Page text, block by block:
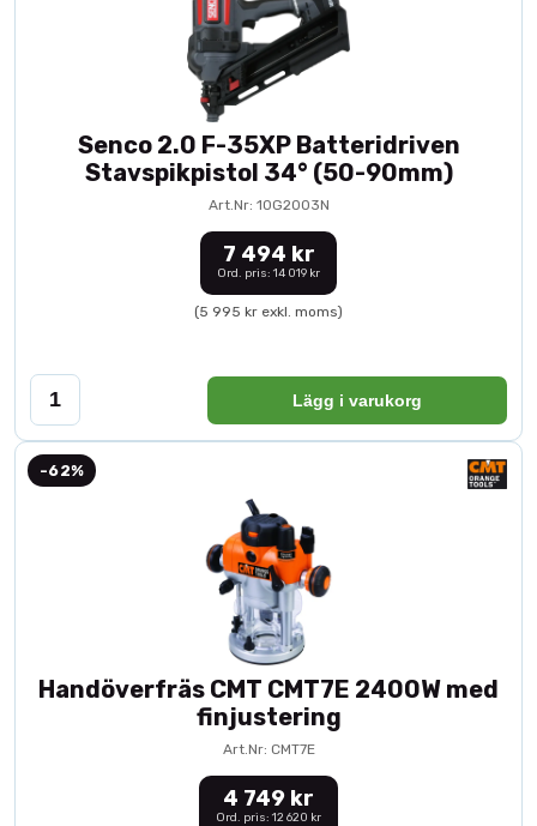
Senco 2.0 F-35XP Batteridriven
Stavspikpistol 34° (50-90mm)
Art.Nr: 10G2003N
7 494 kr
Ord. pris: 14 019 kr
(5 995 kr exkl. moms)
Lägg i varukorg
-62%
Handöverfräs CMT CMT7E 2400W med
finjustering
Art.Nr: CMT7E
4 749 kr
Ord. pris: 12 620 kr